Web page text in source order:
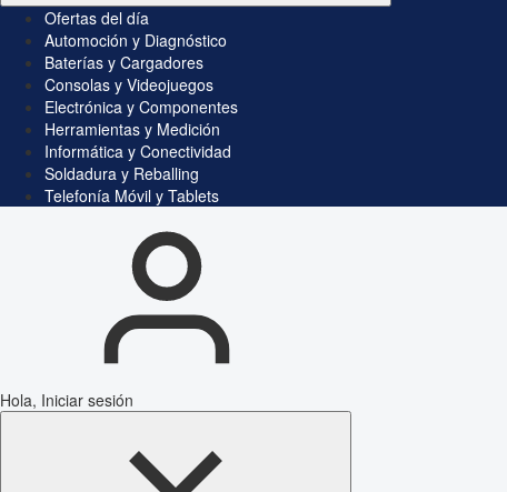
Ofertas del día
Automoción y Diagnóstico
Baterías y Cargadores
Consolas y Videojuegos
Electrónica y Componentes
Herramientas y Medición
Informática y Conectividad
Soldadura y Reballing
Telefonía Móvil y Tablets
Hola, Iniciar sesión